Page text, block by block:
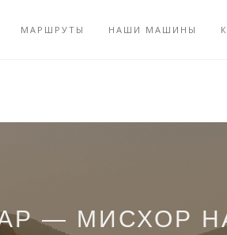
МАРШРУТЫ НАШИ МАШИНЫ
— МИСХОР